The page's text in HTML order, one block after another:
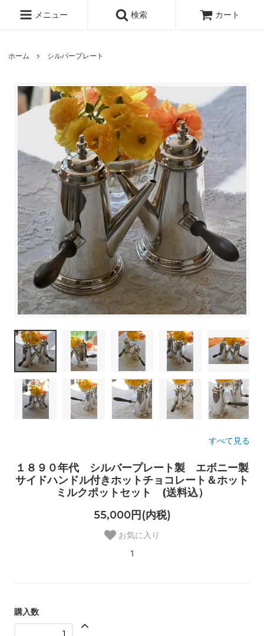
メニュー 検索 カート
ホーム シルバープレート
すべて見る
１８９０年代 シルバープレート製 エボニー製
サイドハンドル付きホットチョコレート＆ホット
ミルクポットセット (送料込）
55,000円(内税)
お気に入り
1
購入数